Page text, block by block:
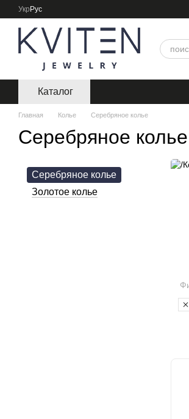
Перейти к основному контенту
Укр Рус
Каталог
Главная Колье Серебряное колье
Серебряное
Серебряное колье
Золотое колье